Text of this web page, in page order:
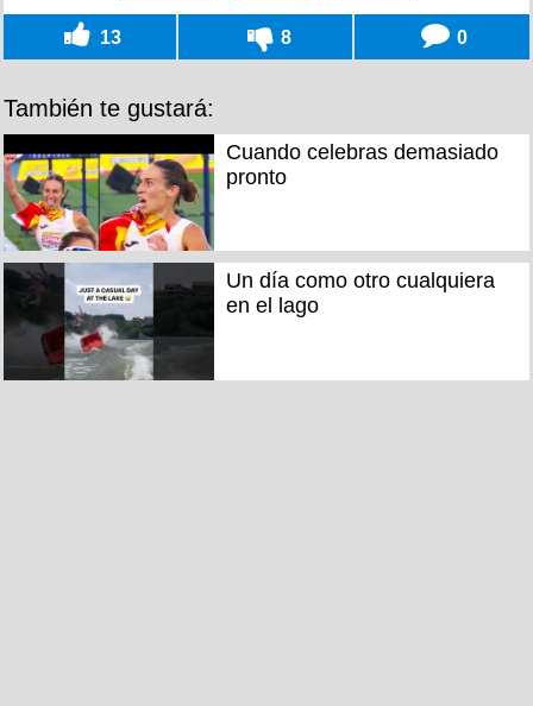
13 8 0
También te gustará:
Cuando celebras demasiado
pronto
Un día como otro cualquiera
en el lago